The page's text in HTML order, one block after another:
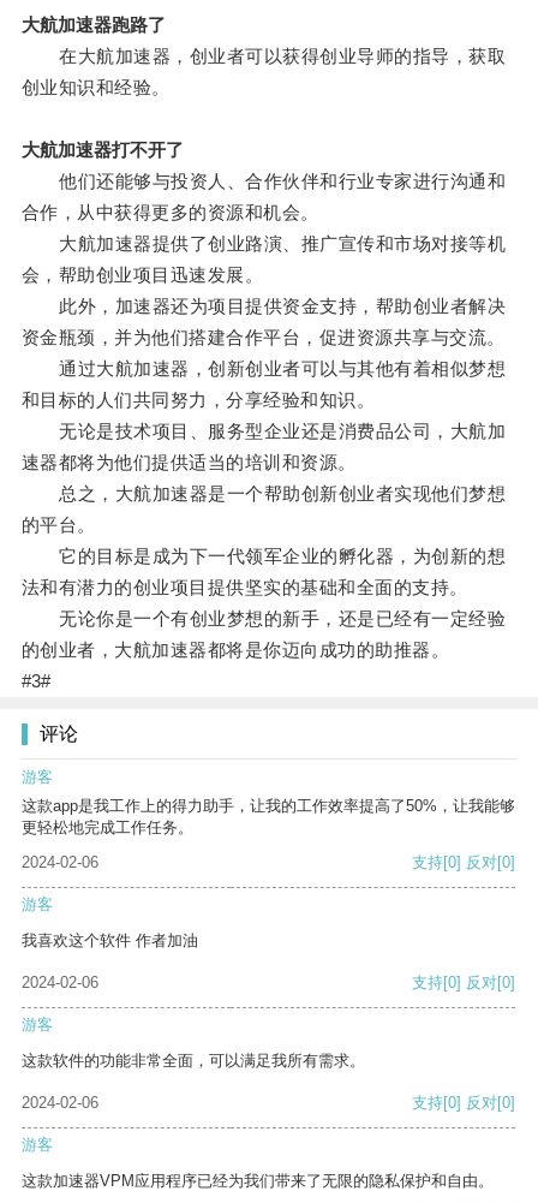
大航加速器跑路了
在大航加速器，创业者可以获得创业导师的指导，获取
创业知识和经验。
大航加速器打不开了
他们还能够与投资人、合作伙伴和行业专家进行沟通和
合作，从中获得更多的资源和机会。
大航加速器提供了创业路演、推广宣传和市场对接等机
会，帮助创业项目迅速发展。
此外，加速器还为项目提供资金支持，帮助创业者解决
资金瓶颈，并为他们搭建合作平台，促进资源共享与交流。
通过大航加速器，创新创业者可以与其他有着相似梦想
和目标的人们共同努力，分享经验和知识。
无论是技术项目、服务型企业还是消费品公司，大航加
速器都将为他们提供适当的培训和资源。
总之，大航加速器是一个帮助创新创业者实现他们梦想
的平台。
它的目标是成为下一代领军企业的孵化器，为创新的想
法和有潜力的创业项目提供坚实的基础和全面的支持。
无论你是一个有创业梦想的新手，还是已经有一定经验
的创业者，大航加速器都将是你迈向成功的助推器。
#3#
评论
游客
这款app是我工作上的得力助手，让我的工作效率提高了50%，让我能够
更轻松地完成工作任务。
2024-02-06
支持[0] 反对[0]
游客
我喜欢这个软件 作者加油
2024-02-06 支持[0] 反对[0]
游客
这款软件的功能非常全面，可以满足我所有需求。
2024-02-06 支持[0] 反对[0]
游客
这款加速器VPM应用程序已经为我们带来了无限的隐私保护和自由。